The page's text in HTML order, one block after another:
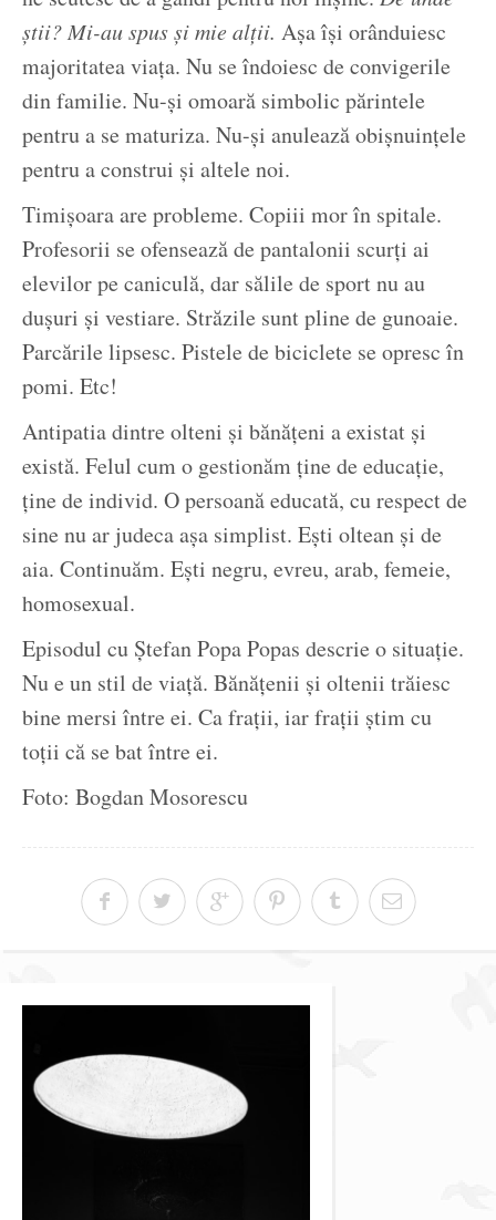
știi? Mi-au spus și mie alții. Așa își orânduiesc
majoritatea viața. Nu se îndoiesc de convigerile
din familie. Nu-și omoară simbolic părintele
pentru a se maturiza. Nu-și anulează obișnuințele
pentru a construi și altele noi.
Timișoara are probleme. Copiii mor în spitale.
Profesorii se ofensează de pantalonii scurți ai
elevilor pe caniculă, dar sălile de sport nu au
dușuri și vestiare. Străzile sunt pline de gunoaie.
Parcările lipsesc. Pistele de biciclete se opresc în
pomi. Etc!
Antipatia dintre olteni și bănățeni a existat și
există. Felul cum o gestionăm ține de educație,
ține de individ. O persoană educată, cu respect de
sine nu ar judeca așa simplist. Ești oltean și de
aia. Continuăm. Ești negru, evreu, arab, femeie,
homosexual.
Episodul cu Ștefan Popa Popas descrie o situație.
Nu e un stil de viață. Bănățenii și oltenii trăiesc
bine mersi între ei. Ca frații, iar frații știm cu
toții că se bat între ei.
Foto: Bogdan Mosorescu